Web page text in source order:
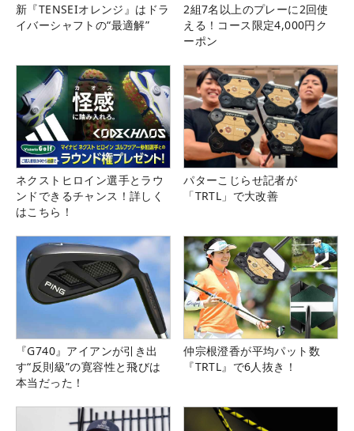
新『TENSEIオレンジ』はドラ
イバーシャフトの“最適解”
2組7名以上のプレーに2回使
える！コース限定4,000円ク
ーポン
ネクストヒロイン選手とラウ
ンドできるチャンス！詳しく
はこちら！
パターこじらせ記者が
「TRTL」で大改善
『G740』アイアンが引き出
す“反則級”の寛容性と飛びは
本当だった！
仲宗根澄香が平均パット数
『TRTL』で6人抜き！